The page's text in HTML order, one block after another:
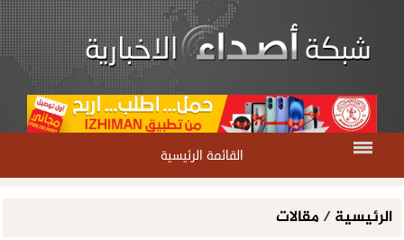
القائمة الرئيسية
الرئيسية/ مقالات